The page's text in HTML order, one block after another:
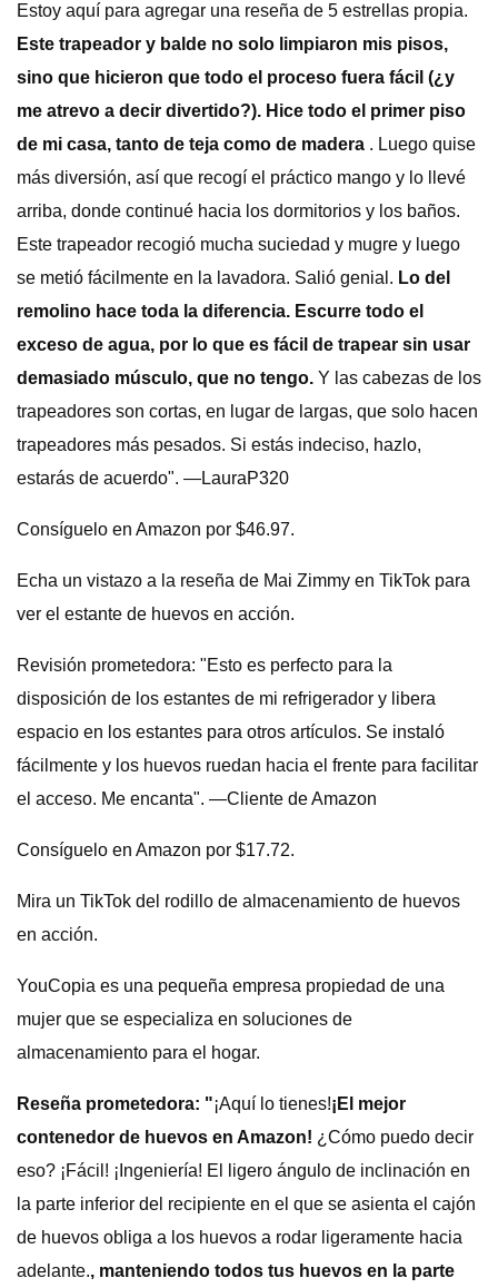
Estoy aquí para agregar una reseña de 5 estrellas propia.
Este trapeador y balde no solo limpiaron mis pisos,
sino que hicieron que todo el proceso fuera fácil (¿y
me atrevo a decir divertido?). Hice todo el primer piso
de mi casa, tanto de teja como de madera . Luego quise
más diversión, así que recogí el práctico mango y lo llevé
arriba, donde continué hacia los dormitorios y los baños.
Este trapeador recogió mucha suciedad y mugre y luego
se metió fácilmente en la lavadora. Salió genial. Lo del
remolino hace toda la diferencia. Escurre todo el
exceso de agua, por lo que es fácil de trapear sin usar
demasiado músculo, que no tengo. Y las cabezas de los
trapeadores son cortas, en lugar de largas, que solo hacen
trapeadores más pesados. Si estás indeciso, hazlo,
estarás de acuerdo". —LauraP320
Consíguelo en Amazon por $46.97.
Echa un vistazo a la reseña de Mai Zimmy en TikTok para
ver el estante de huevos en acción.
Revisión prometedora: "Esto es perfecto para la
disposición de los estantes de mi refrigerador y libera
espacio en los estantes para otros artículos. Se instaló
fácilmente y los huevos ruedan hacia el frente para facilitar
el acceso. Me encanta". —Cliente de Amazon
Consíguelo en Amazon por $17.72.
Mira un TikTok del rodillo de almacenamiento de huevos
en acción.
YouCopia es una pequeña empresa propiedad de una
mujer que se especializa en soluciones de
almacenamiento para el hogar.
Reseña prometedora: "¡Aquí lo tienes!¡El mejor
contenedor de huevos en Amazon! ¿Cómo puedo decir
eso? ¡Fácil! ¡Ingeniería! El ligero ángulo de inclinación en
la parte inferior del recipiente en el que se asienta el cajón
de huevos obliga a los huevos a rodar ligeramente hacia
adelante., manteniendo todos tus huevos en la parte